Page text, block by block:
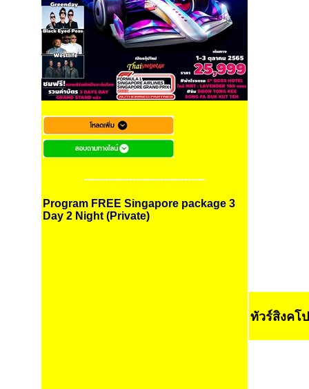
-----------------------------------
Program FREE Singapore package 3
Day 2 Night (Private)
ทัวร์สิงคโ